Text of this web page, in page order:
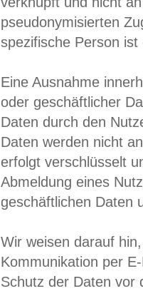
pseudonymisierten
spezifische Person
Eine Ausnahme
oder geschäftlicher
Daten durch den
Daten werden nicht
erfolgt verschlüsselt
Abmeldung eines
geschäftlichen Daten
Wir weisen darauf
Kommunikation per
Schutz der Daten vor